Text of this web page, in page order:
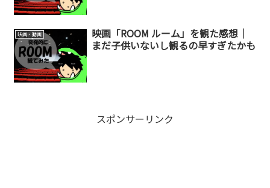
映画・動画
映画「ROOM ルーム」を観た感想｜
まだ子供いないし観るの早すぎたかも
スポンサーリンク